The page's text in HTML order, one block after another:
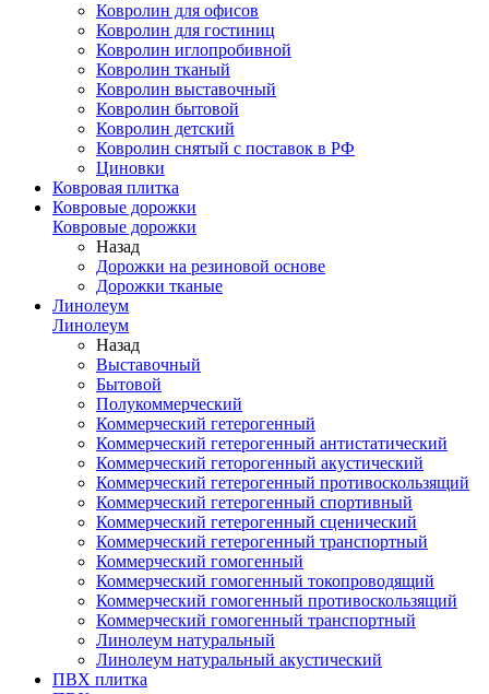
Ковролин для офисов
Ковролин для гостиниц
Ковролин иглопробивной
Ковролин тканый
Ковролин выставочный
Ковролин бытовой
Ковролин детский
Ковролин снятый с поставок в РФ
Циновки
Ковровая плитка
Ковровые дорожки
Ковровые дорожки
Назад
Дорожки на резиновой основе
Дорожки тканые
Линолеум
Линолеум
Назад
Выставочный
Бытовой
Полукоммерческий
Коммерческий гетерогенный
Коммерческий гетерогенный антистатический
Коммерческий геторогенный акустический
Коммерческий гетерогенный противоскользящий
Коммерческий гетерогенный спортивный
Коммерческий гетерогенный сценический
Коммерческий гетерогенный транспортный
Коммерческий гомогенный
Коммерческий гомогенный токопроводящий
Коммерческий гомогенный противоскользящий
Коммерческий гомогенный транспортный
Линолеум натуральный
Линолеум натуральный акустический
ПВХ плитка